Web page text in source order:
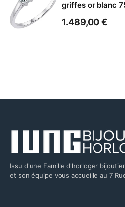
griffes or blanc
1.489,00€
Issu d'une Famille d'horloger
et son équipe vous accueille au 7